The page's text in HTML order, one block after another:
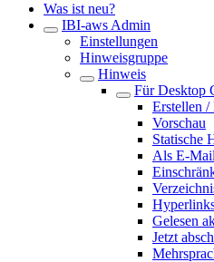
Was ist neu?
IBI-aws Admin
Einstellungen
Hinweisgruppe
Hinweis
Für Desktop
Erstellen /
Vorschau
Statische
Als E-
Gelesen
Jetzt